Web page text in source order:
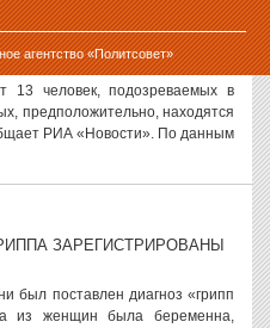
агентство «Политсовет»
ИЗ РОССИИ
13 человек, подозреваемых в
предположительно, находятся
РИА «Новости». По данным
ЗАРЕГИСТРИРОВАНЫ
был поставлен диагноз «грипп
из женщин была беременна,